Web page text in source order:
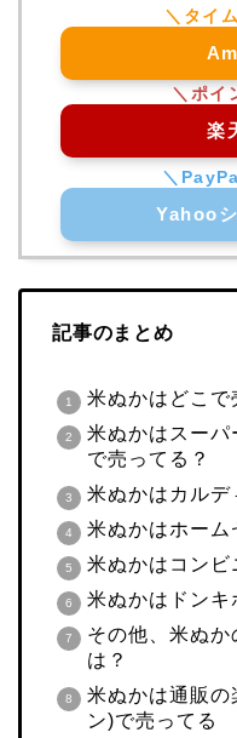
楽
Yahoo
記事のまとめ
米ぬかはどこで
米ぬかはスーパ
で売ってる？
米ぬかはカルデ
米ぬかはホーム
米ぬかはコンビ
米ぬかはドンキ
その他、米ぬ
は？
米ぬかは通販
ン)で売ってる